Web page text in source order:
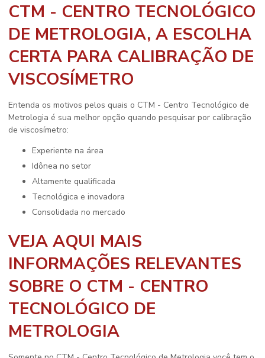
CTM - CENTRO TECNOLÓGICO
DE METROLOGIA, A ESCOLHA
CERTA PARA CALIBRAÇÃO DE
VISCOSÍMETRO
Entenda os motivos pelos quais o CTM - Centro Tecnológico de
Metrologia é sua melhor opção quando pesquisar por calibração
de viscosímetro:
experiente na área
idônea no setor
altamente qualificada
tecnológica e inovadora
consolidada no mercado
VEJA AQUI MAIS
INFORMAÇÕES RELEVANTES
SOBRE O CTM - CENTRO
TECNOLÓGICO DE
METROLOGIA